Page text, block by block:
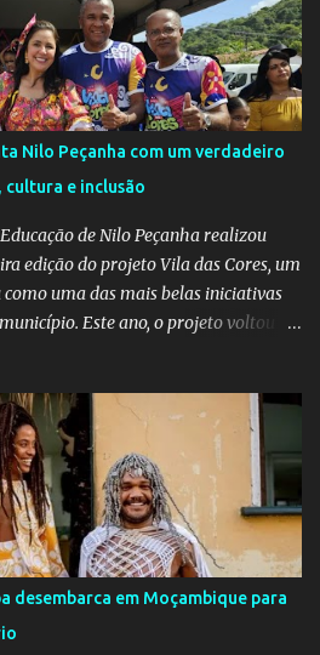
Nilo Peçanha com um verdadeiro
e inclusão
de Nilo Peçanha realizou
edição do projeto Vila das Cores, um
como uma das mais belas iniciativas
Este ano, o projeto voltou a
os dias 16 e 18 de junho, o clima
de Barra dos Carvalhos e
São Benedito e encerrando com
Em cada local, os alunos
participação e animação, com
muito forró, cores vibrantes, danças
espírito de celebração. O projeto é
é um movimento educativo e
e inclusão. Com o apoio irrestrito
desembarca em Moçambique para